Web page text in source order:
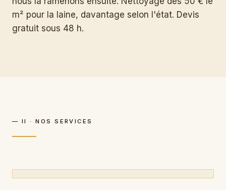
m² pour la laine, davantage selon l'état. Devis
gratuit sous 48 h.
— II · NOS SERVICES